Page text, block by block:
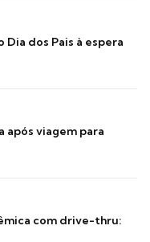
dos Pais à espera
após viagem para
com drive-thru: